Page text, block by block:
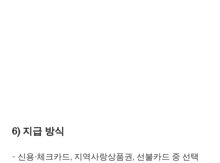
6) 지급 방식
- 신용∙체크카드, 지역사랑상품권, 선불카드 중 선택